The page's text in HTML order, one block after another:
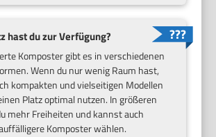
hast du zur Verfügung?
Komposter gibt es in verschiedenen
Wenn du nur wenig Raum hast,
kompakten und vielseitigen Modellen
Platz optimal nutzen. In größeren
mehr Freiheiten und kannst auch
Komposter wählen.